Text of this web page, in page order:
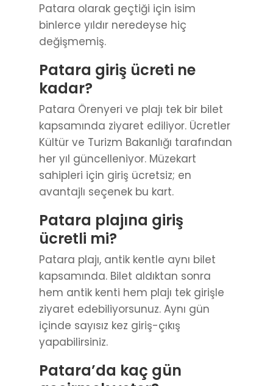
Patara olarak geçtiği için isim
binlerce yıldır neredeyse hiç
değişmemiş.
Patara giriş ücreti ne
kadar?
Patara Örenyeri ve plajı tek bir bilet
kapsamında ziyaret ediliyor. Ücretler
Kültür ve Turizm Bakanlığı tarafından
her yıl güncelleniyor. Müzekart
sahipleri için giriş ücretsiz; en
avantajlı seçenek bu kart.
Patara plajına giriş
ücretli mi?
Patara plajı, antik kentle aynı bilet
kapsamında. Bilet aldıktan sonra
hem antik kenti hem plajı tek girişle
ziyaret edebiliyorsunuz. Aynı gün
içinde sayısız kez giriş-çıkış
yapabilirsiniz.
Patara’da kaç gün